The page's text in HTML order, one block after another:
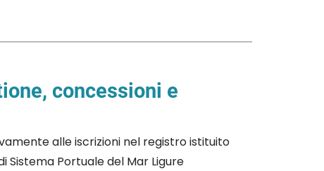
concessioni e
alle iscrizioni nel registro istituito
Sistema Portuale del Mar Ligure